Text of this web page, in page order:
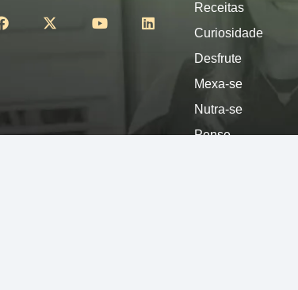
Receitas
Curiosidade
Desfrute
Mexa-se
Nutra-se
Pense